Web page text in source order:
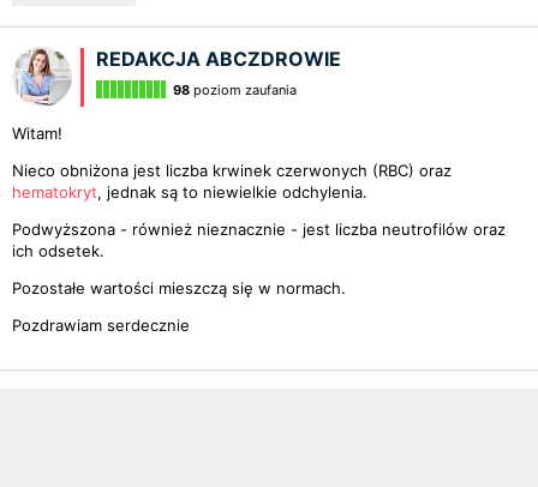
REDAKCJA ABCZDROWIE
98 poziom zaufania
Witam!
Nieco obniżona jest liczba krwinek czerwonych (RBC) oraz
hematokryt, jednak są to niewielkie odchylenia.
Podwyższona - również nieznacznie - jest liczba neutrofilów oraz
ich odsetek.
Pozostałe wartości mieszczą się w normach.
Pozdrawiam serdecznie